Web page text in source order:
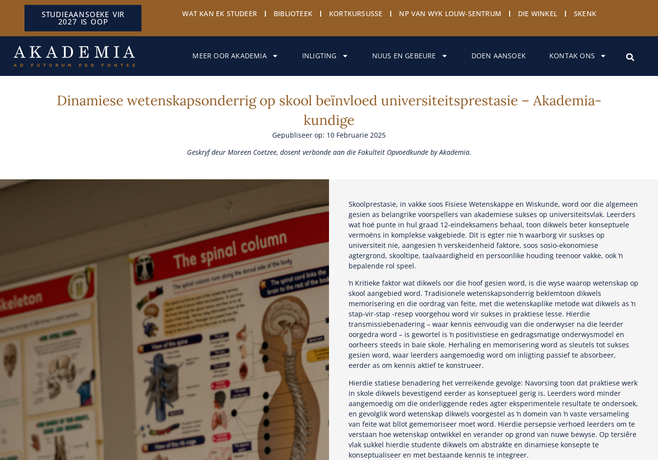
STUDIEAANSOEKE VIR
2027 IS OOP
WAT KAN EK STUDEER BIBLIOTEEK KORTKURSUSSE NP VAN WYK LOUW-SENTRUM DIE WINKEL SKENK
MEER OOR AKADEMIA INLIGTING NUUS EN GEBEURE DOEN AANSOEK KONTAK ONS
Dinamiese wetenskapsonderrig op skool beïnvloed universiteitsprestasie – Akademia-
kundige
Gepubliseer op: 10 Februarie 2025
Geskryf deur Moreen Coetzee, dosent verbonde aan die Fakulteit Opvoedkunde by Akademia.
Skoolprestasie, in vakke soos Fisiese Wetenskappe en Wiskunde, word oor die algemeen
gesien as belangrike voorspellers van akademiese sukses op universiteitsvlak. Leerders
wat hoë punte in hul graad 12-eindeksamens behaal, toon dikwels beter konseptuele
vermoëns in komplekse vakgebiede. Dit is egter nie ŉ waarborg vir suskses op
universiteit nie, aangesien ŉ verskeidenheid faktore, soos sosio-ekonomiese
agtergrond, skooltipe, taalvaardigheid en persoonlike houding teenoor vakke, ook ŉ
bepalende rol speel.
ŉ Kritieke faktor wat dikwels oor die hoof gesien word, is die wyse waarop wetenskap op
skool aangebied word. Tradisionele wetenskapsonderrig beklemtoon dikwels
memorisering en die oordrag van feite, met die wetenskaplike metode wat dikwels as ŉ
stap-vir-stap -resep voorgehou word vir sukses in praktiese lesse. Hierdie
transmissiebenadering – waar kennis eenvoudig van die onderwyser na die leerder
oorgedra word – is gewortel is ŉ positivistiese en gedragsmatige onderwysmodel en
oorheers steeds in baie skole. Herhaling en memorisering word as sleutels tot sukses
gesien word, waar leerders aangemoedig word om inligting passief te absorbeer,
eerder as om kennis aktief te konstrueer.
Hierdie statiese benadering het verreikende gevolge: Navorsing toon dat praktiese werk
in skole dikwels bevestigend eerder as konseptueel gerig is. Leerders word minder
aangemoedig om die onderliggende redes agter eksperimentele resultate te ondersoek,
en gevolglik word wetenskap dikwels voorgestel as ŉ domein van ŉ vaste versameling
van feite wat bllot gememoriseer moet word. Hierdie persepsie verhoed leerders om te
verstaan hoe wetenskap ontwikkel en verander op grond van nuwe bewyse. Op tersiêre
vlak sukkel hierdie studente dikwels om abstrakte en dinamiese konsepte te
konseptualiseer en met bestaande kennis te integreer.